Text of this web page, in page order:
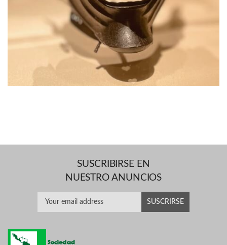
SUSCRIBIRSE EN
NUESTRO ANUNCIOS